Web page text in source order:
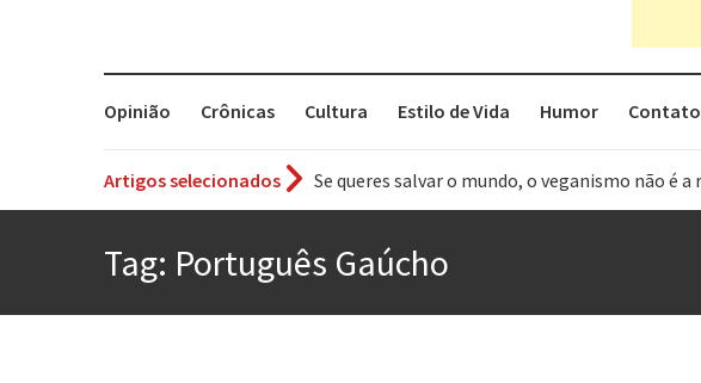
Opinião Crônicas Cultura Estilo de Vida Humor Contato
Artigos selecionados
Tem que filmar isso daí
Aprender a fracassar é o segredo do sucesso
Contardo Calligaris prega o “direito à tristeza”
Tag: Português Gaúcho